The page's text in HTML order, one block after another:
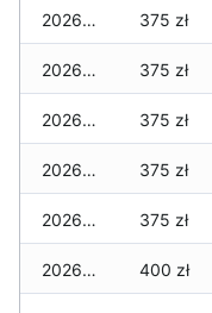
2026-05-18 375 zł
2026-05-17 375 zł
2026-05-16 375 zł
2026-05-15 375 zł
2026-05-14 375 zł
2026-05-13 400 zł